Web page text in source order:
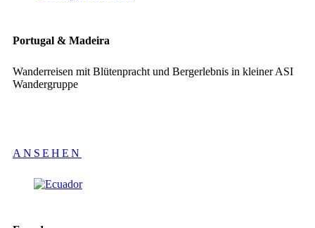
Portugal & Madeira
Wanderreisen mit Blütenpracht und Bergerlebnis in kleiner ASI
Wandergruppe
ANSEHEN